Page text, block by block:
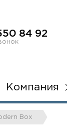
84 92
Компания
Box